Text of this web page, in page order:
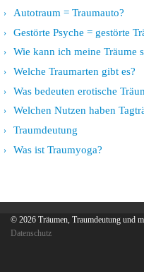
Autotraum = Traumauto?
Gestörte Psyche = gestörte
Wie kann ich meine Träume
Welche Traumarten gibt es?
Was bedeuten erotische
Welchen Nutzen haben
Traumdeutung
Was ist Traumyoga?
© 2026 Träumen, Traumdeutung und
Datenschutz